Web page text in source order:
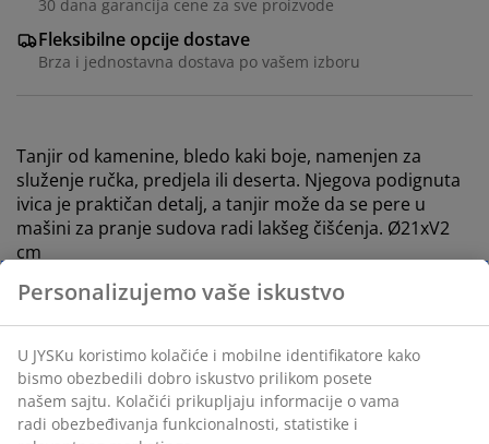
30 dana garancija cene za sve proizvode
Fleksibilne opcije dostave
Brza i jednostavna dostava po vašem izboru
Tanjir od kamenine, bledo kaki boje, namenjen za
služenje ručka, predjela ili deserta. Njegova podignuta
ivica je praktičan detalj, a tanjir može da se pere u
mašini za pranje sudova radi lakšeg čišćenja. Ø21xV2
cm
Šifra artikla: 4912898
Tehnički podaci
Personalizujemo vaše iskustvo